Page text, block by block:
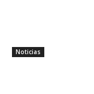
Noticias